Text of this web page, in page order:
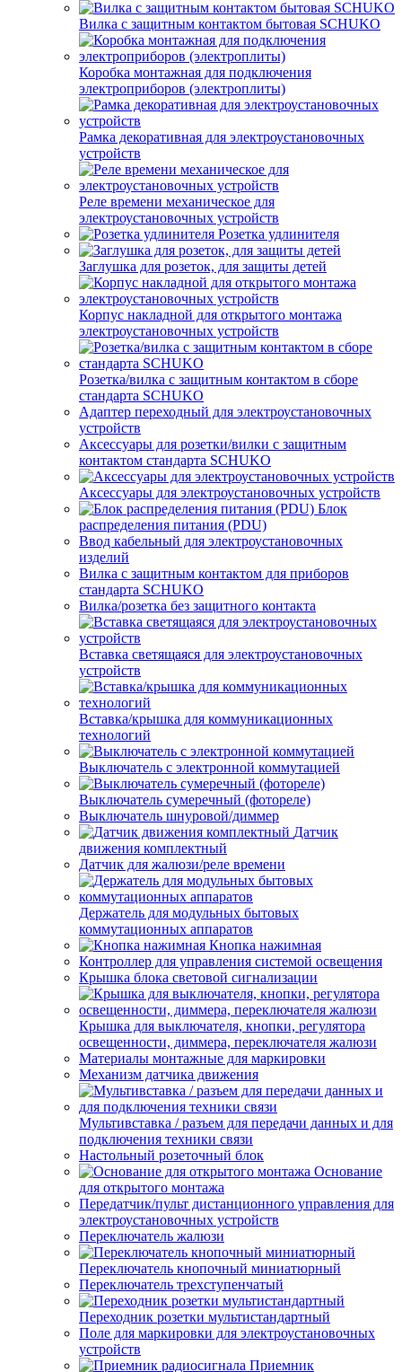
Вилка с защитным контактом бытовая SCHUKO
Коробка монтажная для подключения
электроприборов (электроплиты)
Рамка декоративная для электроустановочных
устройств
Реле времени механическое для
электроустановочных устройств
Розетка удлинителя
Заглушка для розеток, для защиты детей
Корпус накладной для открытого монтажа
электроустановочных устройств
Розетка/вилка с защитным контактом в сборе
стандарта SCHUKO
Адаптер переходный для электроустановочных
устройств
Аксессуары для розетки/вилки с защитным
контактом стандарта SCHUKO
Аксессуары для электроустановочных устройств
Блок
распределения питания (PDU)
Ввод кабельный для электроустановочных
изделий
Вилка с защитным контактом для приборов
стандарта SCHUKO
Вилка/розетка без защитного контакта
Вставка светящаяся для электроустановочных
устройств
Вставка/крышка для коммуникационных
технологий
Выключатель с электронной коммутацией
Выключатель сумеречный (фотореле)
Выключатель шнуровой/диммер
Датчик
движения комплектный
Датчик для жалюзи/реле времени
Держатель для модульных бытовых
коммутационных аппаратов
Кнопка нажимная
Контроллер для управления системой освещения
Крышка блока световой сигнализации
Крышка для выключателя, кнопки, регулятора
освещенности, диммера, переключателя жалюзи
Материалы монтажные для маркировки
Механизм датчика движения
Мультивставка / разъем для передачи данных и для
подключения техники связи
Настольный розеточный блок
Основание
для открытого монтажа
Передатчик/пульт дистанционного управления для
электроустановочных устройств
Переключатель жалюзи
Переключатель кнопочный миниатюрный
Переключатель трехступенчатый
Переходник розетки мультистандартный
Поле для маркировки для электроустановочных
устройств
Приемник